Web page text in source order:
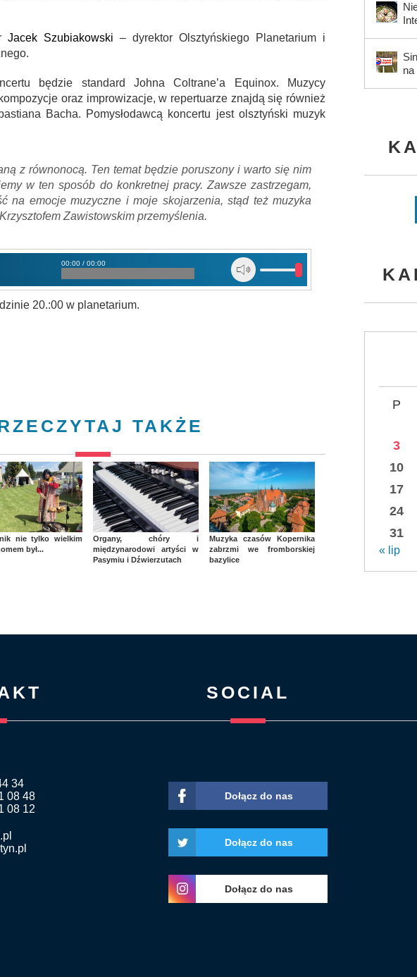
Jacek Szubiakowski – dyrektor Olsztyńskiego Planetarium i
będzie standard Johna Coltrane’a Equinox. Muzycy
oraz improwizacje, w repertuarze znajdą się również
Bacha. Pomysłodawcą koncertu jest olsztyński muzyk
z równonocą. Ten temat będzie poruszony i warto się nim
w ten sposób do konkretnej pracy. Zawsze zastrzegam,
na emocje muzyczne i moje skojarzenia, stąd też muzyka
Zawistowskim przemyślenia.
00:00 / 00:00
20.:00 w planetarium.
TAKŻE
nie tylko wielkim
był...
Organy, chóry i
międzynarodowi artyści w
Pasymiu i Dźwierzutach
Muzyka czasów Kopernika
zabrzmi we fromborskiej
bazylice
P
3
10
17
24
31
« lip
34
08 48
08 12
SOCIAL
Dołącz do nas
Dołącz do nas
Dołącz do nas